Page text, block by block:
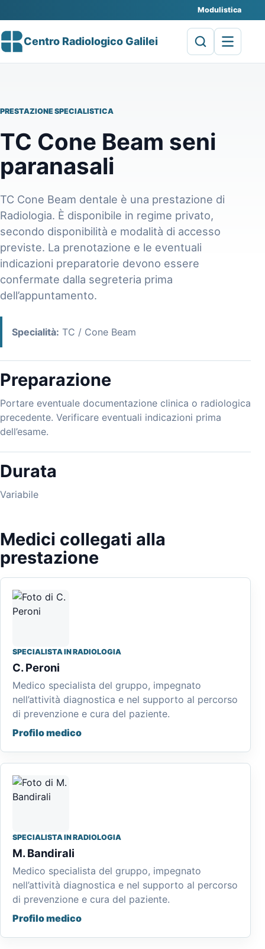
Modulistica
Centro Radiologico Galilei
PRESTAZIONE SPECIALISTICA
TC Cone Beam seni
paranasali
TC Cone Beam dentale è una prestazione di
Radiologia. È disponibile in regime privato,
secondo disponibilità e modalità di accesso
previste. La prenotazione e le eventuali
indicazioni preparatorie devono essere
confermate dalla segreteria prima
dell’appuntamento.
Specialità: TC / Cone Beam
Preparazione
Portare eventuale documentazione clinica o radiologica
precedente. Verificare eventuali indicazioni prima
dell’esame.
Durata
Variabile
Medici collegati alla
prestazione
SPECIALISTA IN RADIOLOGIA
C. Peroni
Medico specialista del gruppo, impegnato
nell’attività diagnostica e nel supporto al percorso
di prevenzione e cura del paziente.
Profilo medico
SPECIALISTA IN RADIOLOGIA
M. Bandirali
Medico specialista del gruppo, impegnato
nell’attività diagnostica e nel supporto al percorso
di prevenzione e cura del paziente.
Profilo medico